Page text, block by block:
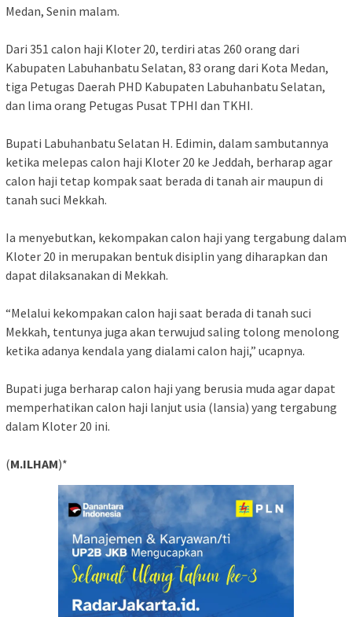
Medan, Senin malam.
Dari 351 calon haji Kloter 20, terdiri atas 260 orang dari
Kabupaten Labuhanbatu Selatan, 83 orang dari Kota Medan,
tiga Petugas Daerah PHD Kabupaten Labuhanbatu Selatan,
dan lima orang Petugas Pusat TPHI dan TKHI.
Bupati Labuhanbatu Selatan H. Edimin, dalam sambutannya
ketika melepas calon haji Kloter 20 ke Jeddah, berharap agar
calon haji tetap kompak saat berada di tanah air maupun di
tanah suci Mekkah.
Ia menyebutkan, kekompakan calon haji yang tergabung dalam
Kloter 20 in merupakan bentuk disiplin yang diharapkan dan
dapat dilaksanakan di Mekkah.
“Melalui kekompakan calon haji saat berada di tanah suci
Mekkah, tentunya juga akan terwujud saling tolong menolong
ketika adanya kendala yang dialami calon haji,” ucapnya.
Bupati juga berharap calon haji yang berusia muda agar dapat
memperhatikan calon haji lanjut usia (lansia) yang tergabung
dalam Kloter 20 ini.
(M.ILHAM)*